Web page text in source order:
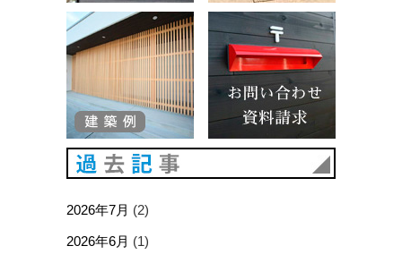
2026年7月 (2)
2026年6月 (1)